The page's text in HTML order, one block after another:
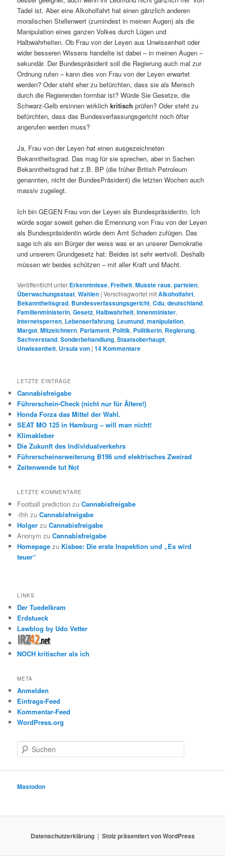
Tadel ist. Aber eine Alkoholfahrt hat einen gänzlich anderen
moralischen Stellenwert (zumindest in meinen Augen) als die
Manipulation eines ganzen Volkes durch Lügen und
Halbwahrheiten. Ob Frau von der Leyen aus Unwissenheit oder
wider besseren Wissens handelte ist dabei – in meinen Augen –
sekundär. Der Bundespräsident soll die Regierung auch mal zur
Ordnung rufen – kann dies von Frau von der Leyen erwartet
werden? Oder steht eher zu befürchten, dass sie als Mensch
durch die Regierenden formbar ist? Würde Sie Gesetze, die
Schwarz-Gelb ersinnen wirklichkritisch prüfen? Oder steht zu
befürchten, dass das Bundesverfassungsgericht noch öfter
angerufen werden muss?
Ja, Frau von der Leyen hat einen ausgezeichneten
Bekanntheitsgrad. Das mag für sie sprechen, aber in Sachen
Bekanntheitsgrad hat z.B. BP (die früher British Petroleum
genannten, nicht der BundesPräsident) die letzten Wochen auch
massiv zugelegt.
Ich bin GEGEN Frau von der Leyen als Bundespräsidentin. Ich
würde sogar soweit gehen die Ernennung von Frau von der Leyen
als Bundespräsidentin würde dem Amt Schaden zufügen. Das
sage ich als ein Bürger der weiss was er an unserer Demokratie
und unserem Grundgesetz hat: Beides ist sehr wertvoll. Deshalb
müssen wir beides schützen – mit aller Kraft und Macht.
Veröffentlicht unter Erkenntnisse,Freiheit,Musste raus,parteien,
Überwachungsstaat,Wahlen |Verschlagwortet mitAlkoholfahrt,
Bekanntheitsgrad, Bundesverfassungsgericht,Cdu,deutschland,
Familienministerin,Gesetz,Halbwahrheit,Innenminister,
Internetsperren, Lebenserfahrung, Leumund,manipulation,
Margot,Mitzeichnern, Parlament, Politik, Politikerin, Regierung,
Sachverstand,Sonderbehandlung,Staatsoberhaupt,
Unwissenheit, Ursula von |14Kommentare
LETZTE EINTRÄGE
Cannabisfreigabe
Führerschein-Check (nicht nur für Ältere!)
Honda Forza das Mittel der Wahl.
SEAT MO 125 in Hamburg – will man nicht!
Klimakleber
Die Zukunft des Individualverkehrs
Führerscheinerweiterung B196 und elektrisches Zweirad
Zeitenwende tut Not
LETZTE KOMMENTARE
Football prediction zuCannabisfreigabe
-thh zuCannabisfreigabe
Holger zuCannabisfreigabe
Anonym zuCannabisfreigabe
Homepage zu Kisbee: Die erste Inspektion und „Es wird
teuer“
LINKS
Der Tuedelkram
Erdstueck
Lawblog by Udo Vetter
NOCH kritischer als ich
META
Anmelden
Eintrags-Feed
Kommentar-Feed
WordPress.org
u
e
Mastodon
Datenschutzerklärung Stolz präsentiert von WordPress